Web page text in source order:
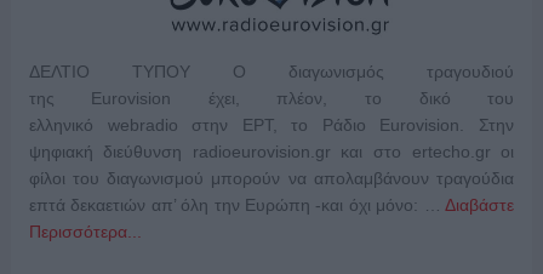
ΔΕΛΤΙΟ ΤΥΠΟΥ Ο διαγωνισμός τραγουδιού
της Eurovision έχει, πλέον, το δικό του
ελληνικό webradio στην ΕΡΤ, το Ράδιο Eurovision. Στην
ψηφιακή διεύθυνση radioeurovision.gr και στο ertecho.gr οι
φίλοι του διαγωνισμού μπορούν να απολαμβάνουν τραγούδια
επτά δεκαετιών απ’ όλη την Ευρώπη -και όχι μόνο: …Διαβάστε
Περισσότερα...